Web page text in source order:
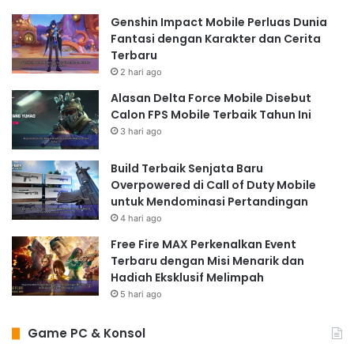
Genshin Impact Mobile Perluas Dunia
Fantasi dengan Karakter dan Cerita
Terbaru
2 hari ago
Alasan Delta Force Mobile Disebut
Calon FPS Mobile Terbaik Tahun Ini
3 hari ago
Build Terbaik Senjata Baru
Overpowered di Call of Duty Mobile
untuk Mendominasi Pertandingan
4 hari ago
Free Fire MAX Perkenalkan Event
Terbaru dengan Misi Menarik dan
Hadiah Eksklusif Melimpah
5 hari ago
Game PC & Konsol